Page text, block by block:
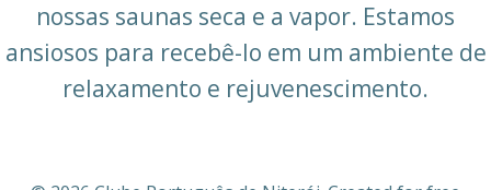
nossas saunas seca e a vapor. Estamos
ansiosos para recebê-lo em um ambiente de
relaxamento e rejuvenescimento.